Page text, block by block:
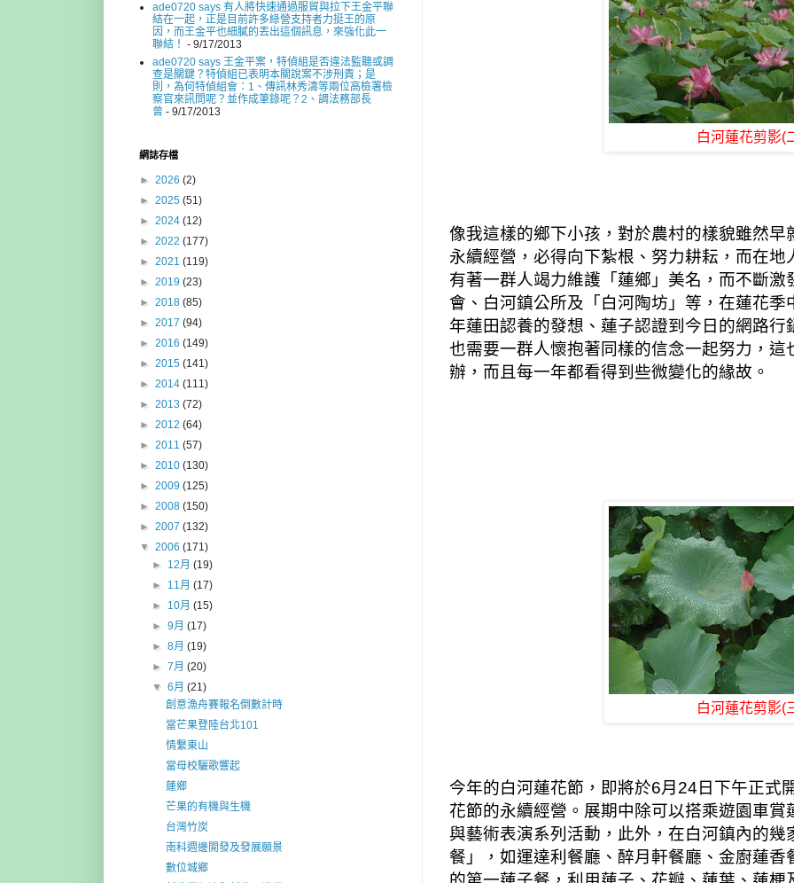
白河蓮花剪影(
像我這樣的鄉下小孩，對於農村的樣貌雖然
永續經營，必得向下紮根、努力耕耘，而在
有著一群人竭力維護「蓮鄉」美名，而不斷
會、白河鎮公所及「白河陶坊」等，在蓮花
年蓮田認養的發想、蓮子認證到今日的網路
也需要一群人懷抱著同樣的信念一起努力，
辦，而且每一年都看得到些微變化的緣故。
白河蓮花剪影(
今年的白河蓮花節，即將於6月24日下午正式
花節的永續經營。展期中除可以搭乘遊園車
與藝術表演系列活動，此外，在白河鎮內的
餐」，如運達利餐廳、醉月軒餐廳、金廚蓮
ade0720 says 有人將快速通過服貿與拉下王金平聯
結在一起，正是目前許多綠營支持者力挺王的原
因，而王金平也細膩的丟出這個訊息，來強化此一
聯結！ - 9/17/2013
ade0720 says 王金平案，特偵組是否違法監聽或調
查是關鍵？特偵組已表明本關說案不涉刑責；是
則，為何特偵組會：1、傳訊林秀濤等兩位高檢署檢
察官來訊問呢？並作成筆錄呢？2、調法務部長
曾 - 9/17/2013
網誌存檔
► 2026 (2)
► 2025 (51)
► 2024 (12)
► 2022 (177)
► 2021 (119)
► 2019 (23)
► 2018 (85)
► 2017 (94)
► 2016 (149)
► 2015 (141)
► 2014 (111)
► 2013 (72)
► 2012 (64)
► 2011 (57)
► 2010 (130)
► 2009 (125)
► 2008 (150)
► 2007 (132)
▼ 2006 (171)
► 12月(19)
► 11月(17)
► 10月(15)
►9月(17)
►8月(19)
►7月(20)
▼6月(21)
創意漁舟賽報名倒數計時
當芒果登陸台北101
情繫東山
當母校驪歌響起
蓮鄉
芒果的有機與生機
台灣竹炭
南科週邊開發及發展願景
數位城鄉